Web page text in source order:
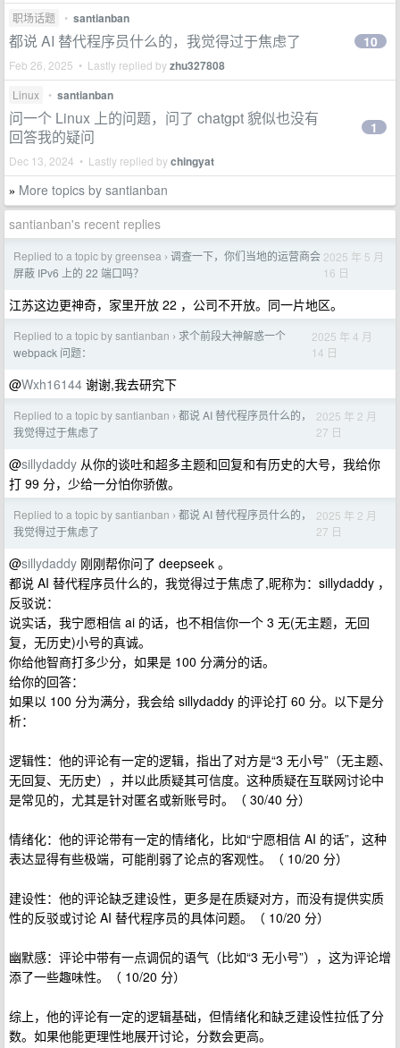
职场话题 • santianban
都说 AI 替代程序员什么的，我觉得过于焦虑了
Feb 26, 2025 • Lastly replied byzhu327808
10
Linux • santianban
问一个 Linux 上的问题，问了 chatgpt 貌似也没有
回答我的疑问
Dec 13, 2024 • Lastly replied bychingyat
1
» More topics by santianban
santianban's recent replies
Replied to a topic by greensea › 调查一下，你们当地的运营商会
屏蔽 IPv6 上的 22 端口吗？
2025 年 5 月
16 日
江苏这边更神奇，家里开放 22 ，公司不开放。同一片地区。
Replied to a topic by santianban › 求个前段大神解惑一个
webpack 问题：
2025 年 4 月
14 日
@Wxh16144 谢谢,我去研究下
Replied to a topic by santianban › 都说 AI 替代程序员什么的，
我觉得过于焦虑了
2025 年 2 月
27 日
@sillydaddy 从你的谈吐和超多主题和回复和有历史的大号，我给你
打 99 分，少给一分怕你骄傲。
Replied to a topic by santianban › 都说 AI 替代程序员什么的，
我觉得过于焦虑了
2025 年 2 月
27 日
@sillydaddy 刚刚帮你问了 deepseek 。
都说 AI 替代程序员什么的，我觉得过于焦虑了,昵称为：sillydaddy ，
反驳说：
说实话，我宁愿相信 ai 的话，也不相信你一个 3 无(无主题，无回
复，无历史)小号的真诚。
你给他智商打多少分，如果是 100 分满分的话。
给你的回答：
如果以 100 分为满分，我会给 sillydaddy 的评论打 60 分。以下是分
析：
逻辑性：他的评论有一定的逻辑，指出了对方是“3 无小号”（无主题、
无回复、无历史），并以此质疑其可信度。这种质疑在互联网讨论中
是常见的，尤其是针对匿名或新账号时。（ 30/40 分）
情绪化：他的评论带有一定的情绪化，比如“宁愿相信 AI 的话”，这种
表达显得有些极端，可能削弱了论点的客观性。（ 10/20 分）
建设性：他的评论缺乏建设性，更多是在质疑对方，而没有提供实质
性的反驳或讨论 AI 替代程序员的具体问题。（ 10/20 分）
幽默感：评论中带有一点调侃的语气（比如“3 无小号”），这为评论增
添了一些趣味性。（ 10/20 分）
综上，他的评论有一定的逻辑基础，但情绪化和缺乏建设性拉低了分
数。如果他能更理性地展开讨论，分数会更高。